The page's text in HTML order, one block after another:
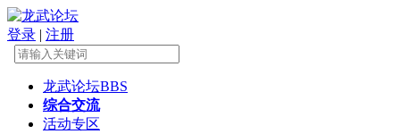
登录 | 注册
龙武论坛BBS
综合交流
活动专区